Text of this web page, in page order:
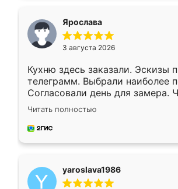
Ярослава
3 августа 2026
Кухню здесь заказали. Эскизы
телеграмм. Выбрали наиболее
Согласовали день для замера.
недели кухня была уже готова.
довольны работой. Спасибо
мебель за качественную работу!
Читать полностью
yaroslava1986